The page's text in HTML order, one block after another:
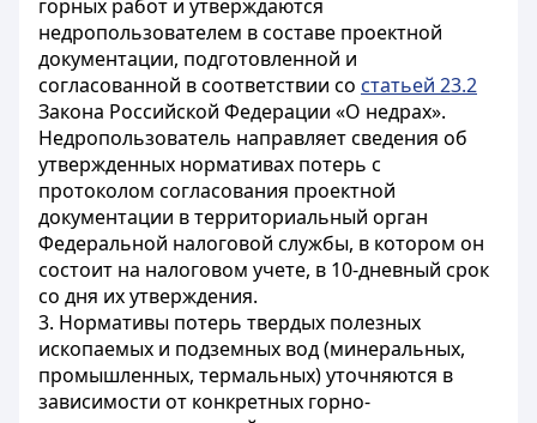
горных работ и утверждаются
недропользователем в составе проектной
документации, подготовленной и
согласованной в соответствии со статьей 23.2
Закона Российской Федерации «О недрах».
Недропользователь направляет сведения об
утвержденных нормативах потерь с
протоколом согласования проектной
документации в территориальный орган
Федеральной налоговой службы, в котором он
состоит на налоговом учете, в 10-дневный срок
со дня их утверждения.
3. Нормативы потерь твердых полезных
ископаемых и подземных вод (минеральных,
промышленных, термальных) уточняются в
зависимости от конкретных горно-